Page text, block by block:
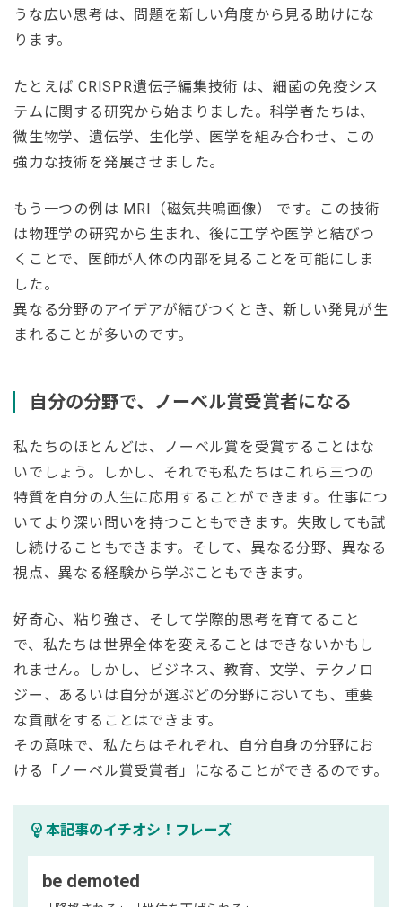
うな広い思考は、問題を新しい角度から見る助けにな
ります。
たとえば CRISPR遺伝子編集技術 は、細菌の免疫シス
テムに関する研究から始まりました。科学者たちは、
微生物学、遺伝学、生化学、医学を組み合わせ、この
強力な技術を発展させました。
もう一つの例は MRI（磁気共鳴画像） です。この技術
は物理学の研究から生まれ、後に工学や医学と結びつ
くことで、医師が人体の内部を見ることを可能にしま
した。
異なる分野のアイデアが結びつくとき、新しい発見が生
まれることが多いのです。
自分の分野で、ノーベル賞受賞者になる
私たちのほとんどは、ノーベル賞を受賞することはな
いでしょう。しかし、それでも私たちはこれら三つの
特質を自分の人生に応用することができます。仕事につ
いてより深い問いを持つこともできます。失敗しても試
し続けることもできます。そして、異なる分野、異なる
視点、異なる経験から学ぶこともできます。
好奇心、粘り強さ、そして学際的思考を育てること
で、私たちは世界全体を変えることはできないかもし
れません。しかし、ビジネス、教育、文学、テクノロ
ジー、あるいは自分が選ぶどの分野においても、重要
な貢献をすることはできます。
その意味で、私たちはそれぞれ、自分自身の分野にお
ける「ノーベル賞受賞者」になることができるのです。
emoji_objects 本記事のイチオシ！フレーズ
be demoted